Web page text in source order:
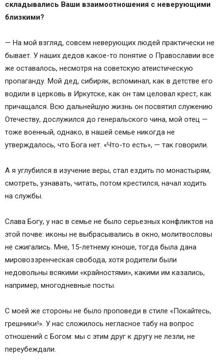
складывались Ваши взаимоотношения с неверующими
близкими?
— На мой взгляд, совсем неверующих людей практически не
бывает. У наших дедов какое-то понятие о Православии все
же оставалось, несмотря на советскую атеистическую
пропаганду. Мой дед, сибиряк, вспоминал, как в детстве его
водили в церковь в Иркутске, как он там целовал крест, как
причащался. Всю дальнейшую жизнь он посвятил служению
Отечеству, дослужился до генеральского чина, мой отец —
тоже военный, однако, в нашей семье никогда не
утверждалось, что Бога нет. «Что-то есть», — так говорили.
А я углубился в изучение веры, стал ездить по монастырям,
смотреть, узнавать, читать, потом крестился, начал ходить
на службы.
Слава Богу, у нас в семье не было серьезных конфликтов на
этой почве: иконы не выбрасывались в окно, молитвословы
не сжигались. Мне, 15-летнему юноше, тогда была дана
мировоззренческая свобода, хотя родители были
недовольны всякими «крайностями», какими им казались,
например, многодневные посты.
С моей же стороны не было проповеди в стиле «Покайтесь,
грешники!». У нас сложилось негласное табу на вопрос
отношений с Богом: мы с этим друг к другу не лезли, не
переубеждали.